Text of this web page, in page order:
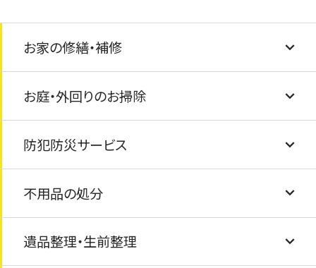
お家の修繕・補修
建具調整
壁紙・クロスの張替え
フローリング交換
玄関の鍵交換・ドアノブ交換
お庭・外回りのお掃除
草むしり・庭掃除
外観クリーニング
物置・カーポートの解体・撤去
防犯防災サービス
防犯カメラ・ライトの設置
家具の固定・転倒防止
不用品の処分
粗大ごみの処分
遺品整理・生前整理